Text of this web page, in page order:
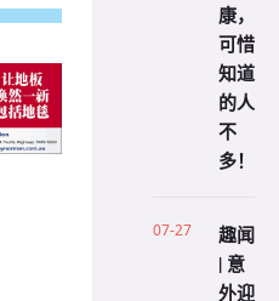
康，
可惜
知道
的人
不
多！
07-27
趣闻
| 意
外迎